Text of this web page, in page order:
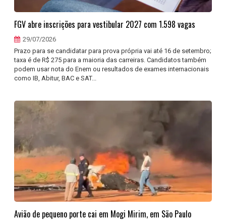
FGV abre inscrições para vestibular 2027 com 1.598 vagas
29/07/2026
Prazo para se candidatar para prova própria vai até 16 de setembro;
taxa é de R$ 275 para a maioria das carreiras. Candidatos também
podem usar nota do Enem ou resultados de exames internacionais
como IB, Abitur, BAC e SAT...
Avião de pequeno porte cai em Mogi Mirim, em São Paulo